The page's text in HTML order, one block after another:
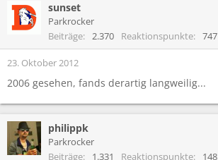
k
i
o
n
n
sunset
Parkrocker
Beiträge
2.370 Reaktionspunkte 747
23. Oktober 2012
2006 gesehen, fands derartig langweilig...
philippk
Parkrocker
Beiträge
1.331 Reaktionspunkte 148